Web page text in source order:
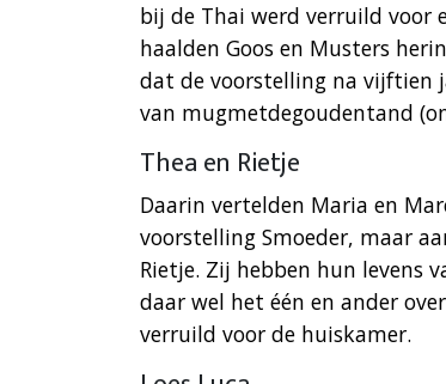
bij de Thai werd verruild
haalden Goos en Musters
dat de voorstelling na vijftien
van mugmetdegoudentand
Thea en Rietje
Daarin vertelden Maria en
voorstelling Smoeder, maar
Rietje. Zij hebben hun levens
daar wel het één en ander
verruild voor de huiskamer.